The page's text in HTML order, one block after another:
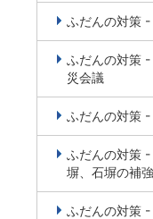
ふだんの対策 -
ふだんの対策
災会議
ふだんの対策
ふだんの対策
塀、石塀の補強
ふだんの対策